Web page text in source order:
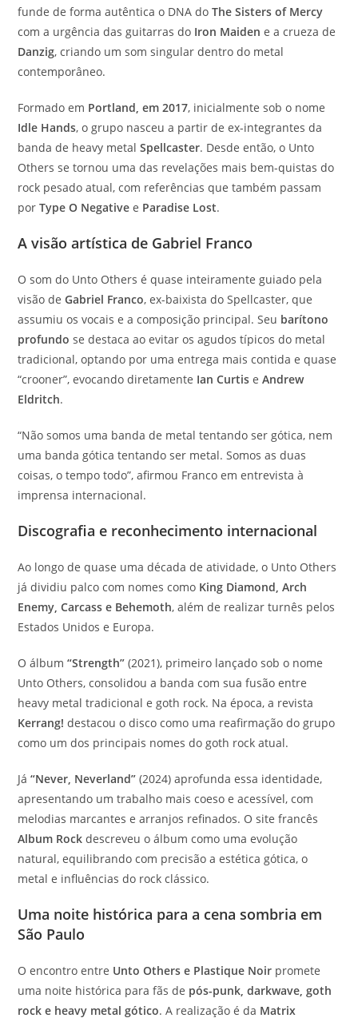
funde de forma autêntica o DNA doThe Sisters of Mercy
com a urgência das guitarras do Iron Maiden e a crueza de
Danzig, criando um som singular dentro do metal
contemporâneo.
Formado em Portland, em 2017, inicialmente sob o nome
Idle Hands, o grupo nasceu a partir de ex-integrantes da
banda de heavy metalSpellcaster. Desde então, o Unto
Others se tornou uma das revelações mais bem-quistas do
rock pesado atual, com referências que também passam
porType O Negative e Paradise Lost.
A visão artística de Gabriel Franco
O som do Unto Others é quase inteiramente guiado pela
visão deGabriel Franco, ex-baixista do Spellcaster, que
assumiu os vocais e a composição principal. Seu barítono
profundo se destaca ao evitar os agudos típicos do metal
tradicional, optando por uma entrega mais contida e quase
“crooner”, evocando diretamente Ian Curtis eAndrew
Eldritch.
“Não somos uma banda de metal tentando ser gótica, nem
uma banda gótica tentando ser metal. Somos as duas
coisas, o tempo todo”, afirmou Franco em entrevista à
imprensa internacional.
Discografia e reconhecimento internacional
Ao longo de quase uma década de atividade, o Unto Others
já dividiu palco com nomes como King Diamond, Arch
Enemy, Carcass e Behemoth, além de realizar turnês pelos
Estados Unidos e Europa.
O álbum“Strength” (2021), primeiro lançado sob o nome
Unto Others, consolidou a banda com sua fusão entre
heavy metal tradicional e goth rock. Na época, a revista
Kerrang! destacou o disco como uma reafirmação do grupo
como um dos principais nomes do goth rock atual.
Já“Never, Neverland” (2024) aprofunda essa identidade,
apresentando um trabalho mais coeso e acessível, com
melodias marcantes e arranjos refinados. O site francês
Album Rock descreveu o álbum como uma evolução
natural, equilibrando com precisão a estética gótica, o
metal e influências do rock clássico.
Uma noite histórica para a cena sombria em
São Paulo
O encontro entre Unto Others e Plastique Noir promete
uma noite histórica para fãs de pós-punk, darkwave, goth
rock e heavy metal gótico. A realização é da Matrix